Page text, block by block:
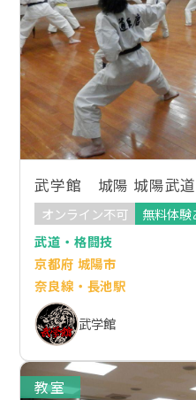
武学館 城陽 城陽武
オンライン不可
無料体験
武道・格闘技
京都府 城陽市
奈良線・長池駅
武学館
教室